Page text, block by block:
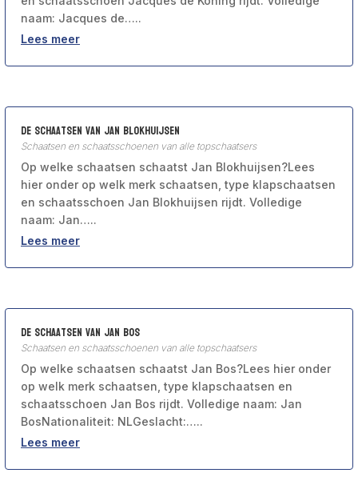
naam: Jacques de…..
Lees meer
De schaatsen van Jan Blokhuijsen
Schaatsen en schaatsschoenen van alle topschaatsers
Op welke schaatsen schaatst Jan Blokhuijsen?Lees
hier onder op welk merk schaatsen, type klapschaatsen
en schaatsschoen Jan Blokhuijsen rijdt. Volledige
naam: Jan…..
Lees meer
De schaatsen van Jan Bos
Schaatsen en schaatsschoenen van alle topschaatsers
Op welke schaatsen schaatst Jan Bos?Lees hier onder
op welk merk schaatsen, type klapschaatsen en
schaatsschoen Jan Bos rijdt. Volledige naam: Jan
BosNationaliteit: NLGeslacht:…..
Lees meer